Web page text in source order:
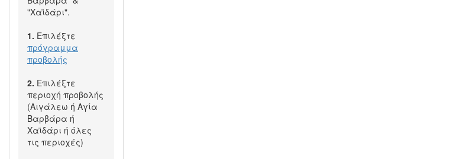
"Χαϊδάρι".
1. Επιλέξτε
πρόγραμμα
προβολής
2. Επιλέξτε
περιοχή προβολής
(Αιγάλεω ή Αγία
Βαρβάρα ή
Χαϊδάρι ή όλες
τις περιοχές)